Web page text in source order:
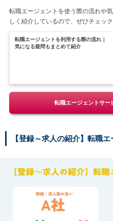
転職エージェントを使う際の流れや
しく紹介しているので、ぜひチェッ
転職エージェントを利用する際の流れ｜
気になる疑問もまとめて紹介
転職エージェントサー
【登録～求人の紹介】転職